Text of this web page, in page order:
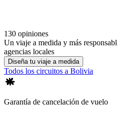
130 opiniones
Un viaje a medida y más
agencias locales
Diseña tu viaje a medida
Todos los circuitos a Bolivia
Garantía de cancelación de vuelo